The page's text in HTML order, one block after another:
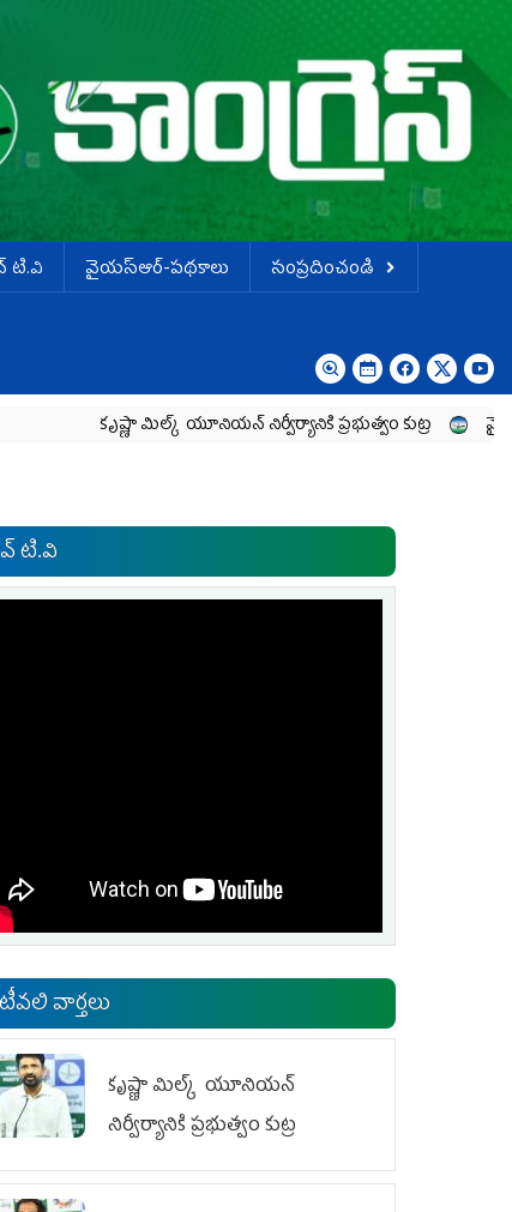
టి.వి వైయస్ఆర్-పథకాలు
సంప్రదించండి
కృష్ణా మిల్క్‌ యూనియన్‌ నిర్వీర్యానికి ప్రభుత్వం కుట్ర వైయ‌స్ జగన్‌ ను
టి.వి
వార్తలు
కృష్ణా మిల్క్‌ యూనియన్‌
నిర్వీర్యానికి ప్రభుత్వం కుట్ర